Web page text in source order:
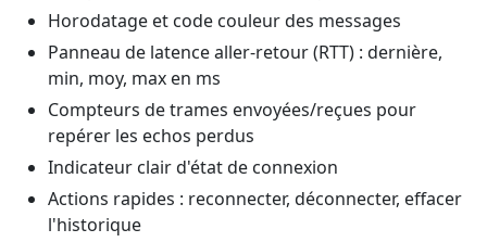
Horodatage et code couleur des messages
Panneau de latence aller-retour (RTT) : dernière,
min, moy, max en ms
Compteurs de trames envoyées/reçues pour
repérer les echos perdus
Indicateur clair d'état de connexion
Actions rapides : reconnecter, déconnecter, effacer
l'historique